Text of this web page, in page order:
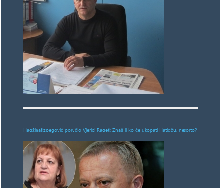
Hadžihafizbegović poručio Vjerici Radeti: Znaš li ko će ukopati Hatidžu, nesorto?